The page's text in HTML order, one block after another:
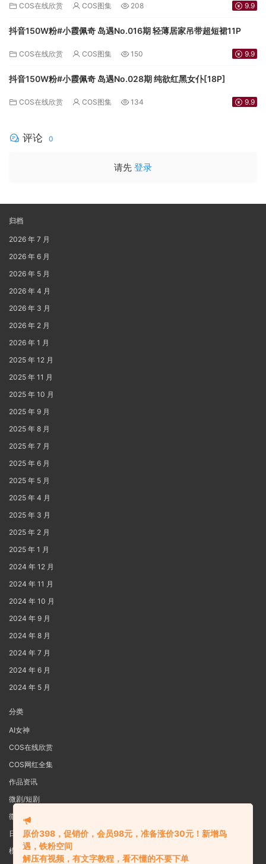
COS在线欣赏 COS图集 208 9.9
抖音150W粉#小霞佩奇 岛遇No.016期 轻薄居家吊带超短裙11P
COS在线欣赏 COS图集 150 9.9
抖音150W粉#小霞佩奇 岛遇No.028期 纯欲红黑女仆[18P]
COS在线欣赏 COS图集 134 9.9
评论 0
请先 登录
归档
2026 年 7 月
2026 年 6 月
2026 年 5 月
2026 年 4 月
2026 年 3 月
2026 年 2 月
2026 年 1 月
2025 年 12 月
2025 年 11 月
2025 年 10 月
2025 年 9 月
2025 年 8 月
2025 年 7 月
2025 年 6 月
2025 年 5 月
2025 年 4 月
2025 年 3 月
2025 年 2 月
2025 年 1 月
2024 年 12 月
2024 年 11 月
2024 年 10 月
2024 年 9 月
2024 年 8 月
2024 年 7 月
2024 年 6 月
2024 年 5 月
分类
AI女神
COS在线欣赏
COS网红全集
作品资讯
微剧/短剧
微密圈
日系写真
模特女神
原价398，促销价，会员98元，准备涨价30元！新增鸟
遇，铁粉空间
解压有视频，有文字教程，看不懂的不要下单